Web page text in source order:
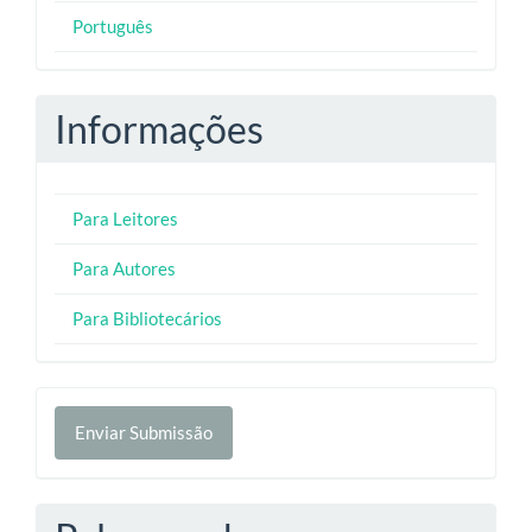
Português
Informações
Para Leitores
Para Autores
Para Bibliotecários
Enviar
Submissão
Enviar Submissão